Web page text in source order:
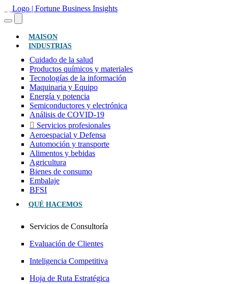
MAISON(ACTUAL)
INDUSTRIAS
Cuidado de la salud
Productos químicos y materiales
Tecnologías de la información
Maquinaria y Equipo
Energía y potencia
Semiconductores y electrónica
Análisis de COVID-19
Servicios profesionales
Aeroespacial y Defensa
Automoción y transporte
Alimentos y bebidas
Agricultura
Bienes de consumo
Embalaje
BFSI
QUÉ HACEMOS
Servicios de Consultoría
Evaluación de Clientes
Inteligencia Competitiva
Hoja de Ruta Estratégica